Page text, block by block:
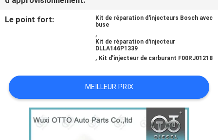
NOUS
AFFAIRES
PLAN
Le point fort:
Kit de réparation d'injecteurs Bosch avec
buse
,
Kit de réparation d'injecteur
DLLA146P1339
, Kit d'injecteur de carburant F00RJ01218
MEILLEUR PRIX